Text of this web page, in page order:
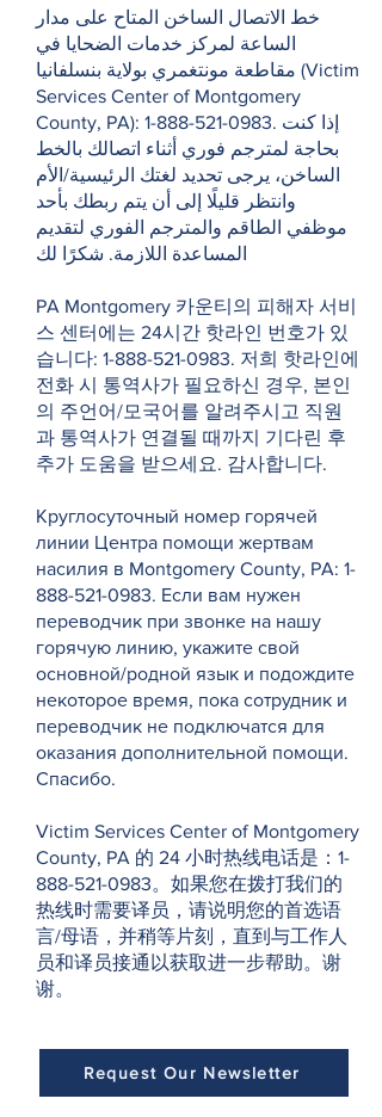
خط الاتصال الساخن المتاح على مدار
الساعة لمركز خدمات الضحايا في
مقاطعة مونتغمري بولاية بنسلفانيا (Victim
Services Center of Montgomery
County, PA): 1-888-521-0983. إذا كنت
بحاجة لمترجم فوري أثناء اتصالك بالخط
الساخن، يرجى تحديد لغتك الرئيسية/الأم
وانتظر قليلًا إلى أن يتم ربطك بأحد
موظفي الطاقم والمترجم الفوري لتقديم
المساعدة اللازمة. شكرًا لك
PA Montgomery 카운티의 피해자 서비
스 센터에는 24시간 핫라인 번호가 있
습니다: 1-888-521-0983. 저희 핫라인에
전화 시 통역사가 필요하신 경우, 본인
의 주언어/모국어를 알려주시고 직원
과 통역사가 연결될 때까지 기다린 후
추가 도움을 받으세요. 감사합니다.
Круглосуточный номер горячей
линии Центра помощи жертвам
насилия в Montgomery County, PA: 1-
888-521-0983. Если вам нужен
переводчик при звонке на нашу
горячую линию, укажите свой
основной/родной язык и подождите
некоторое время, пока сотрудник и
переводчик не подключатся для
оказания дополнительной помощи.
Спасибо.
Victim Services Center of Montgomery
County, PA 的 24 小时热线电话是：1-
888-521-0983。如果您在拨打我们的
热线时需要译员，请说明您的首选语
言/母语，并稍等片刻，直到与工作人
员和译员接通以获取进一步帮助。谢
谢。
Request Our Newsletter